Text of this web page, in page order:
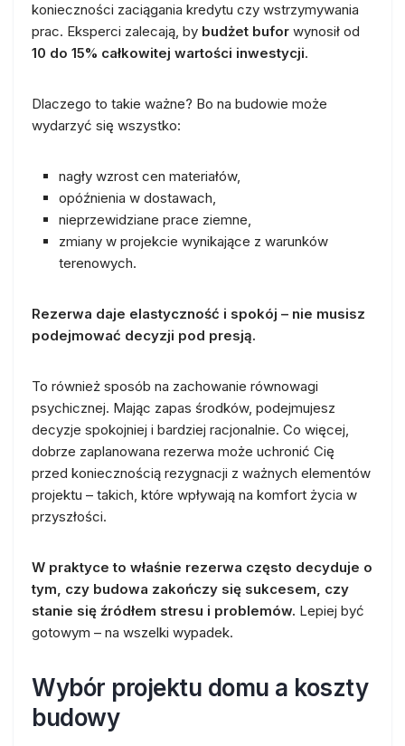
konieczności zaciągania kredytu czy wstrzymywania
prac. Eksperci zalecają, by budżet bufor wynosił od
10 do 15% całkowitej wartości inwestycji.
Dlaczego to takie ważne? Bo na budowie może
wydarzyć się wszystko:
nagły wzrost cen materiałów,
opóźnienia w dostawach,
nieprzewidziane prace ziemne,
zmiany w projekcie wynikające z warunków
terenowych.
Rezerwa daje elastyczność i spokój – nie musisz
podejmować decyzji pod presją.
To również sposób na zachowanie równowagi
psychicznej. Mając zapas środków, podejmujesz
decyzje spokojniej i bardziej racjonalnie. Co więcej,
dobrze zaplanowana rezerwa może uchronić Cię
przed koniecznością rezygnacji z ważnych elementów
projektu – takich, które wpływają na komfort życia w
przyszłości.
W praktyce to właśnie rezerwa często decyduje o
tym, czy budowa zakończy się sukcesem, czy
stanie się źródłem stresu i problemów. Lepiej być
gotowym – na wszelki wypadek.
Wybór projektu domu a koszty
budowy